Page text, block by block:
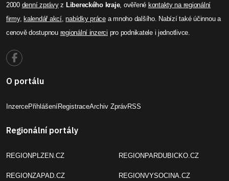
2000 denní zprávyz Libereckého kraje, ověřené kontakty na regionální
firmy,kalendář akcí,nabídky prácea mnoho dalšího. Nabízí také účinnou a
cenově dostupnou regionální inzerci pro podnikatele i jednotlivce.
O portálu
InzercePřihlášeníRegistraceArchiv ZprávRSS
Regionální portály
REGIONPLZEN.CZ
REGIONZAPAD.CZ
REGIONPARDUBICKO.CZ
REGIONVYSOCINA.CZ